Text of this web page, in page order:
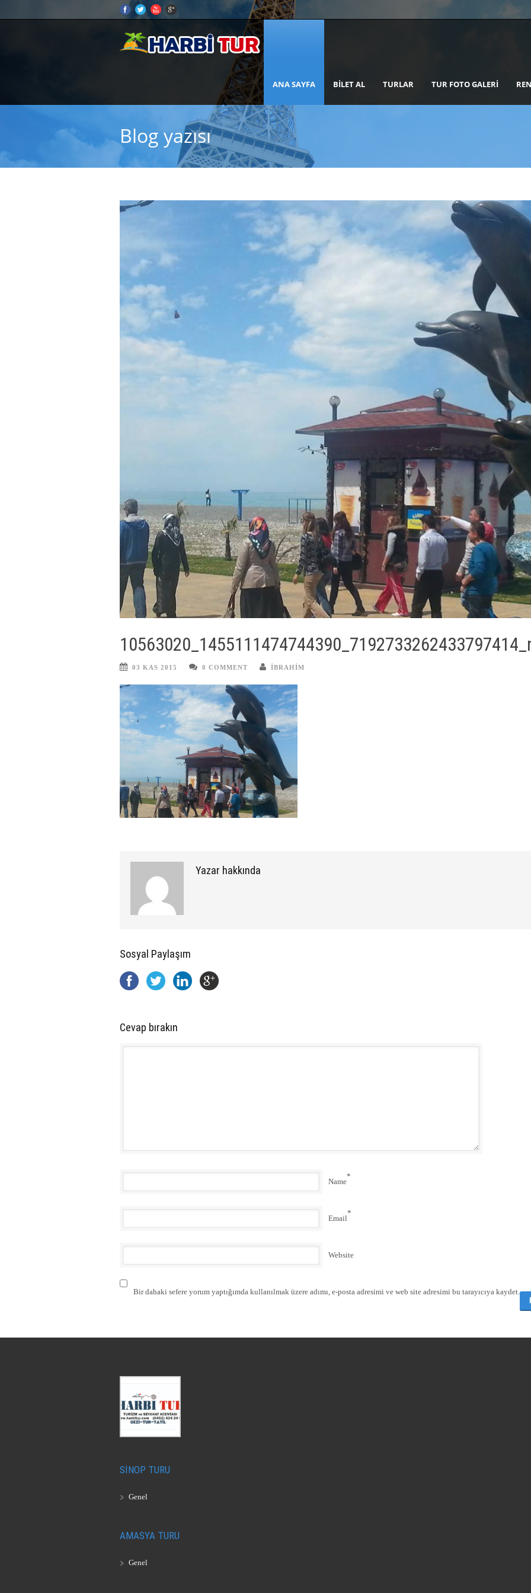
ANA SAYFA BILET AL TURLAR TUR FOTO GALERI
Blog yazısı
03 KAS 2015 0 COMMENT IBRAHIM
Yazar hakkında
Sosyal Paylaşım
Cevap bırakın
Name
*
Email
*
Website
Bir dahaki sefere yorum yaptığımda kullanılmak üzere adımı, e-posta adresimi ve web site adresimi bu tarayıcıya kaydet.
SİNOP TURU
Genel
AMASYA TURU
Genel